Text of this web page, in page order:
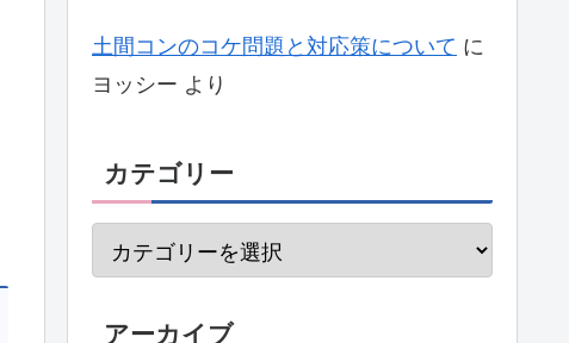
土間コンのコケ問題と対応策について に
ヨッシー より
カテゴリー
アーカイブ